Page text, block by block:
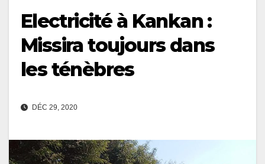
Electricité à Kankan :
Missira toujours dans
les ténèbres
DÉC 29, 2020